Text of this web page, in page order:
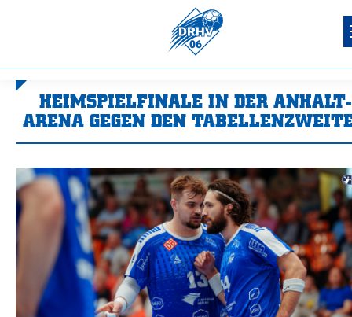
HEIMSPIELFINALE IN DER ANHALT-
ARENA GEGEN DEN